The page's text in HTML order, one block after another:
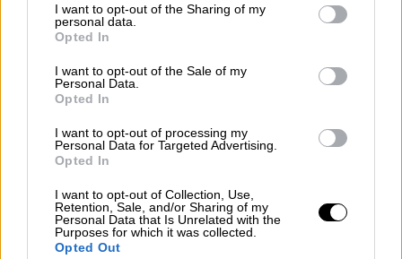
not limited to your visit or usage behaviour. You may click to
grant or deny consent to Google and its third-party tags to
use your data for below specified purposes in below Google
consent section.
I want to opt-out of the Sharing of my
personal data.
Opted In
I want to opt-out of the Sale of my
Personal Data.
Opted In
I want to opt-out of processing my
Personal Data for Targeted Advertising.
Opted In
I want to opt-out of Collection, Use,
Retention, Sale, and/or Sharing of my
Personal Data that Is Unrelated with the
Purposes for which it was collected.
Opted Out
Τηλεόραση|17.09.2025 21:27
Το «The Morning Show» ανανεώθηκε για
πέμπτη σεζόν πριν καν κυκλοφορήσει η
τέταρτη στο Apple TV+
συνεχίζουν την πολύ πετυχημένη
συνεργασία τους